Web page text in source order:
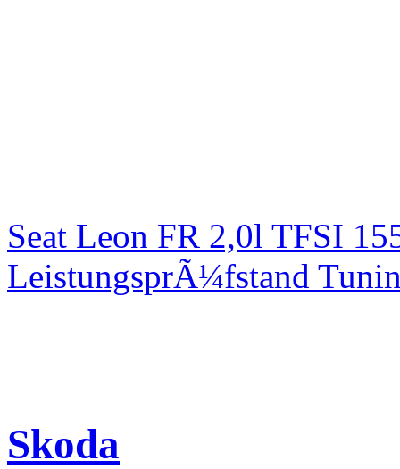
Seat Leon FR 2,0l TFSI
LeistungsprÃ¼fstand
Skoda